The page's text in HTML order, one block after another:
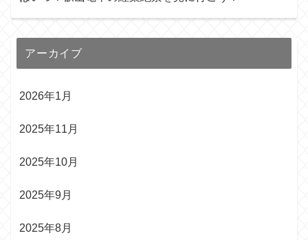
アーカイブ
2026年1月
2025年11月
2025年10月
2025年9月
2025年8月